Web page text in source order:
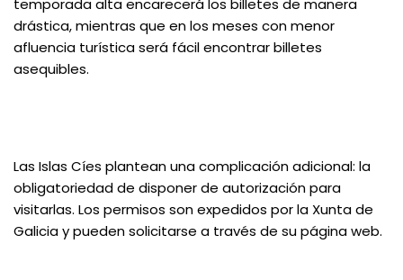
temporada alta encarecerá los billetes de manera
drástica, mientras que en los meses con menor
afluencia turística será fácil encontrar billetes
asequibles.
Las Islas Cíes plantean una complicación adicional: la
obligatoriedad de disponer de autorización para
visitarlas. Los permisos son expedidos por la Xunta de
Galicia y pueden solicitarse a través de su página web.